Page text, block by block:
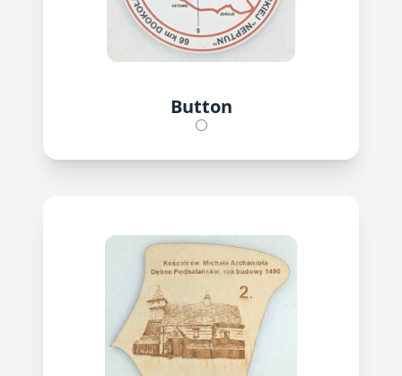
Button